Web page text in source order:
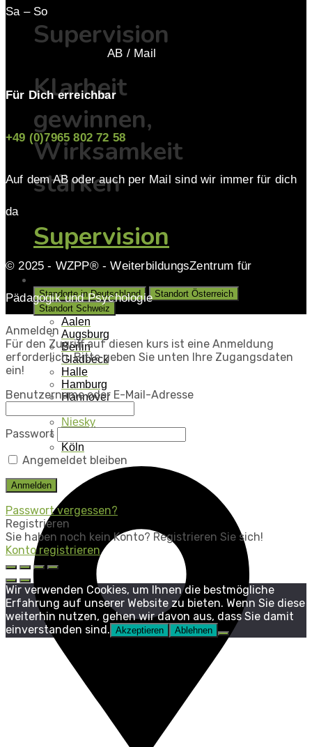
Supervision
Klarheit
gewinnen,
Wirksamkeit
stärken
Supervision
Standorte in Deutschland
Standort Österreich
Standort Schweiz
Aalen
Augsburg
Berlin
Gladbeck
Halle
Hamburg
Hannover
Niesky
Köln
Sa – So
AB / Mail
Für Dich erreichbar
+49 (0)7965 802 72 58
Auf dem AB oder auch per Mail sind wir immer für dich
da
© 2025 - WZPP® - WeiterbildungsZentrum für
Pädagogik und Psychologie
Anmelden
Für den Zugriff auf diesen kurs ist eine Anmeldung
erforderlich. Bitte geben Sie unten Ihre Zugangsdaten
ein!
Benutzername oder E-Mail-Adresse
Passwort
Angemeldet bleiben
Passwort vergessen?
Registrieren
Sie haben noch kein Konto? Registrieren Sie sich!
Konto registrieren
Wir verwenden Cookies, um Ihnen die bestmögliche
Erfahrung auf unserer Website zu bieten. Wenn Sie diese
weiterhin nutzen, gehen wir davon aus, dass Sie damit
einverstanden sind. Akzeptieren Ablehnen